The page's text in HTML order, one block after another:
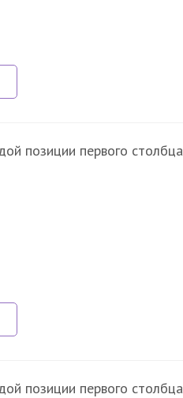
позиции первого столбца
позиции первого столбца